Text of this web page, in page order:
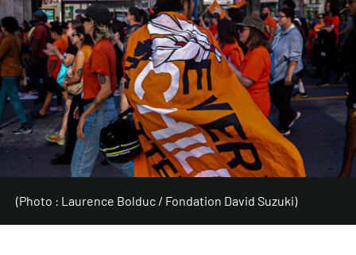
(Photo : Laurence Bolduc / Fondation David Suzuki)